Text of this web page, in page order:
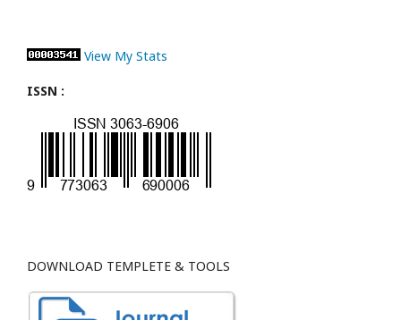
View My Stats
ISSN :
DOWNLOAD TEMPLETE & TOOLS